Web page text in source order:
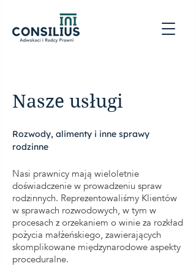
Nasze usługi
Rozwody, alimenty i inne sprawy
rodzinne
Nasi prawnicy mają wieloletnie
doświadczenie w prowadzeniu spraw
rodzinnych. Reprezentowaliśmy Klientów
w sprawach rozwodowych, w tym w
procesach z orzekaniem o winie za rozkład
pożycia małżeńskiego, zawierających
skomplikowane międzynarodowe aspekty
proceduralne.